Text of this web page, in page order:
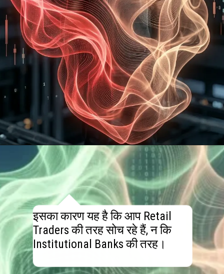
इसका कारण यह है कि आप Retail
Traders की तरह सोच रहे हैं, न कि
Institutional Banks की तरह।